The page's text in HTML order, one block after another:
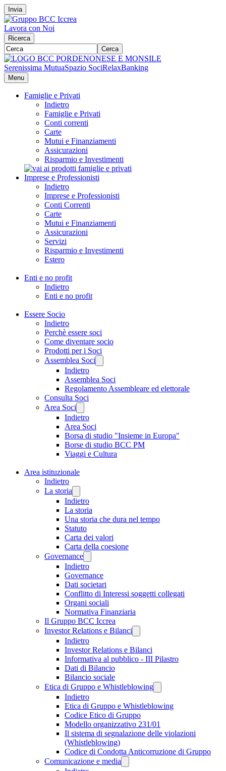
Invia
Lavora con Noi
Ricerca
Cerca
Serenissima MutuaSpazio SociRelaxBanking
Menu
Famiglie e Privati
Indietro
Famiglie e Privati
Conti correnti
Carte
Mutui e Finanziamenti
Assicurazioni
Risparmio e Investimenti
Imprese e Professionisti
Indietro
Imprese e Professionisti
Conti Correnti
Carte
Mutui e Finanziamenti
Assicurazioni
Servizi
Risparmio e Investimenti
Estero
Enti e no profit
Indietro
Enti e no profit
Essere Socio
Indietro
Perchè essere soci
Come diventare socio
Prodotti per i Soci
Assemblea Soci
Indietro
Assemblea Soci
Regolamento Assembleare ed elettorale
Consulta Soci
Area Soci
Indietro
Area Soci
Borsa di studio "Insieme in Europa"
Borse di studio BCC PM
Viaggi e Cultura
Area istituzionale
Indietro
La storia
Indietro
La storia
Una storia che dura nel tempo
Statuto
Carta dei valori
Carta della coesione
Governance
Indietro
Governance
Dati societari
Conflitto di Interessi soggetti collegati
Organi sociali
Normativa Finanziaria
Il Gruppo BCC Iccrea
Investor Relations e Bilanci
Indietro
Investor Relations e Bilanci
Informativa al pubblico - III Pilastro
Dati di Bilancio
Bilancio sociale
Etica di Gruppo e Whistleblowing
Indietro
Etica di Gruppo e Whistleblowing
Codice Etico di Gruppo
Modello organizzativo 231/01
Il sistema di segnalazione delle violazioni
(Whistleblowing)
Codice di Condotta Anticorruzione di Gruppo
Comunicazione e media